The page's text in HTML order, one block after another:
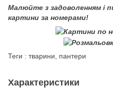
Малюйте з задоволенням і
картини за номерами!
Теги : тварини, пантери
Характеристики